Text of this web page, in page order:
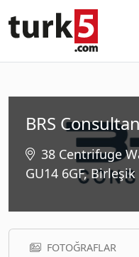
BRS
38 Centrifuge
GU14 6GF, Birleşik
FOTOĞRAFLAR